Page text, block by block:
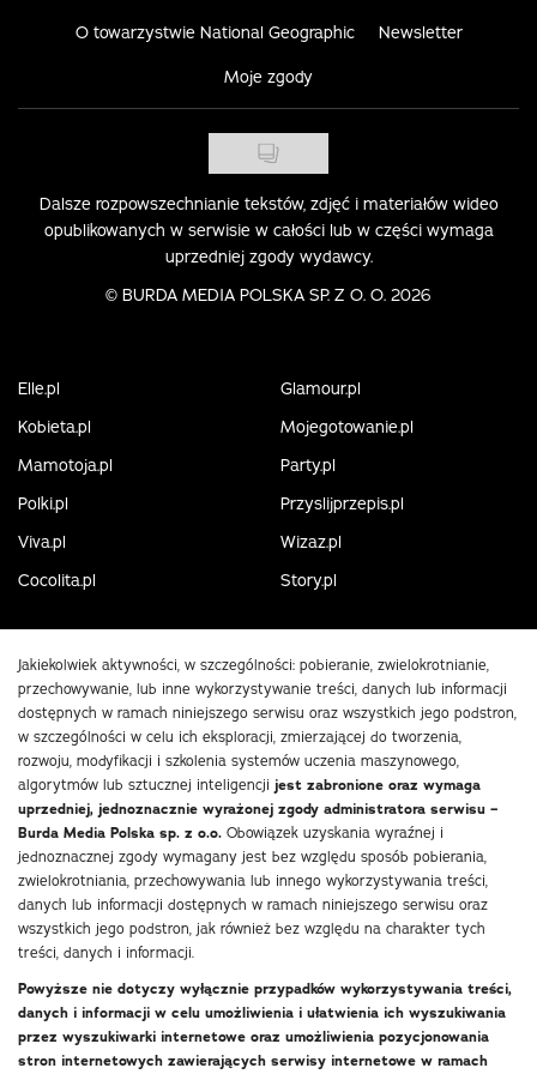
O towarzystwie National Geographic Newsletter
Moje zgody
Dalsze rozpowszechnianie tekstów, zdjęć i materiałów wideo
opublikowanych w serwisie w całości lub w części wymaga
uprzedniej zgody wydawcy.
© BURDA MEDIA POLSKA SP. Z O. O. 2026
Elle.pl
Glamour.pl
Kobieta.pl
Mojegotowanie.pl
Mamotoja.pl
Party.pl
Polki.pl
Przyslijprzepis.pl
Viva.pl
Wizaz.pl
Cocolita.pl
Story.pl
Jakiekolwiek aktywności, w szczególności: pobieranie, zwielokrotnianie,
przechowywanie, lub inne wykorzystywanie treści, danych lub informacji
dostępnych w ramach niniejszego serwisu oraz wszystkich jego podstron,
w szczególności w celu ich eksploracji, zmierzającej do tworzenia,
rozwoju, modyfikacji i szkolenia systemów uczenia maszynowego,
algorytmów lub sztucznej inteligencji jest zabronione oraz wymaga
uprzedniej, jednoznacznie wyrażonej zgody administratora serwisu –
Burda Media Polska sp. z o.o. Obowiązek uzyskania wyraźnej i
jednoznacznej zgody wymagany jest bez względu sposób pobierania,
zwielokrotniania, przechowywania lub innego wykorzystywania treści,
danych lub informacji dostępnych w ramach niniejszego serwisu oraz
wszystkich jego podstron, jak również bez względu na charakter tych
treści, danych i informacji.
Powyższe nie dotyczy wyłącznie przypadków wykorzystywania treści,
danych i informacji w celu umożliwienia i ułatwienia ich wyszukiwania
przez wyszukiwarki internetowe oraz umożliwienia pozycjonowania
stron internetowych zawierających serwisy internetowe w ramach